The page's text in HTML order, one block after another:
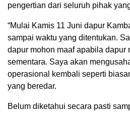
pengertian dari seluruh pihak
“Mulai Kamis 11 Juni dapur
sampai waktu yang ditentukan.
dapur mohon maaf apabila dapur
sementara. Saya akan
operasional kembali seperti
yang beredar.
Belum diketahui secara pasti